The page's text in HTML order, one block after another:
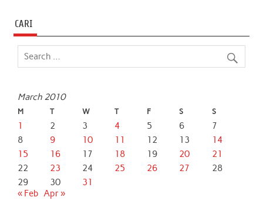
CARI
March 2010
M T W T F S S
1 2 3 4 5 6
7
8
9 10 11 12 13
14
15
16 17 18 19 20
21
22
23 24 25 26 27
28
29
30
31
« Feb Apr »